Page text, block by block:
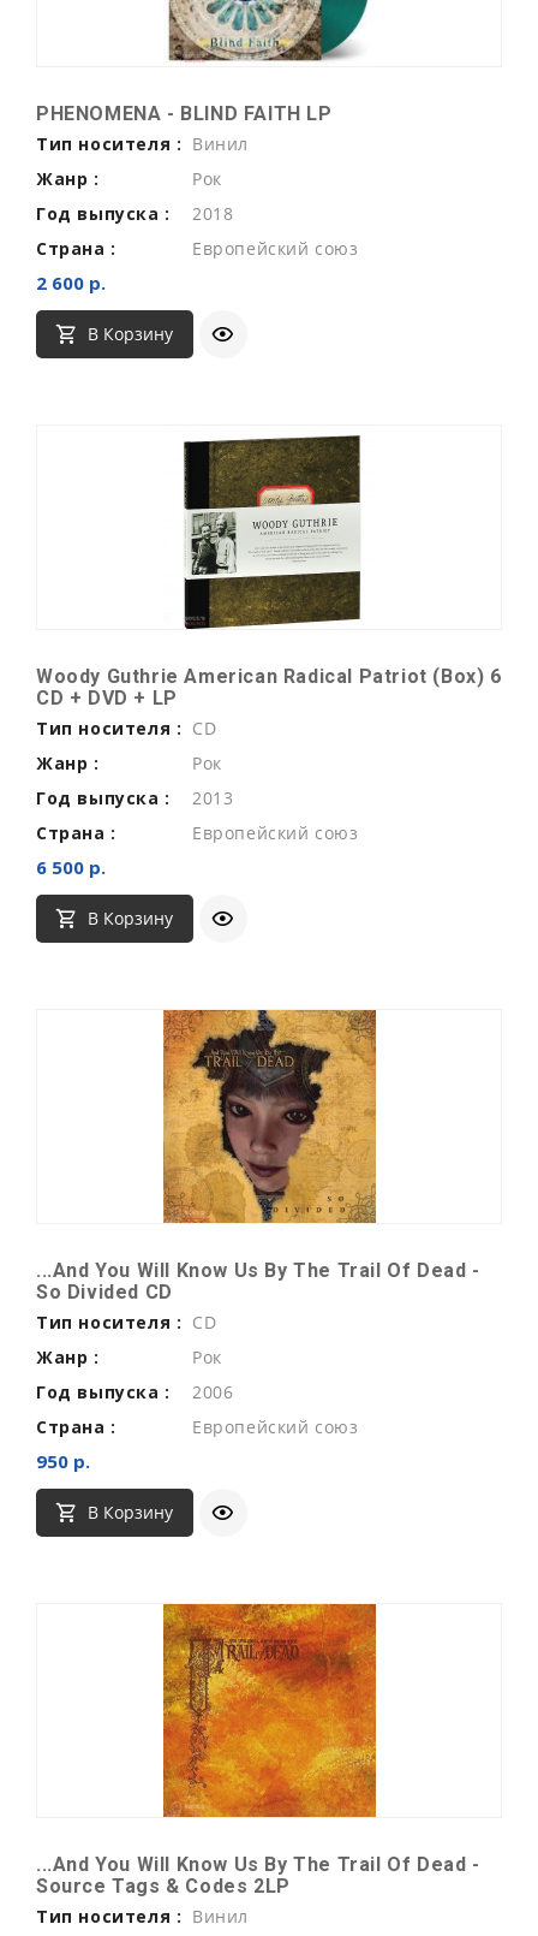
PHENOMENA - BLIND FAITH LP
Тип носителя : Винил
Жанр :
Рок
Год выпуска :
2018
Страна :
Европейский союз
2 600 р.
В Корзину
Woody Guthrie American Radical Patriot (Box) 6
CD + DVD + LP
Тип носителя : CD
Жанр :
Рок
Год выпуска :
2013
Страна :
Европейский союз
6 500 р.
В Корзину
...And You Will Know Us By The Trail Of Dead -
So Divided CD
Тип носителя : CD
Жанр :
Рок
Год выпуска :
2006
Страна :
Европейский союз
950 р.
В Корзину
...And You Will Know Us By The Trail Of Dead -
Source Tags & Codes 2LP
Тип носителя : Винил